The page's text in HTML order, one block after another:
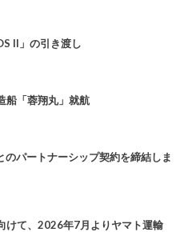
II」の引き渡し
船「蓉翔丸」就航
パートナーシップ契約を締結しま
けて、2026年7月よりヤマト運輸